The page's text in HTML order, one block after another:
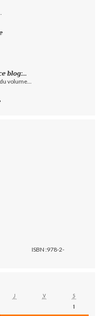
blog:...
volume...
ISBN :978-2-
J V S
1